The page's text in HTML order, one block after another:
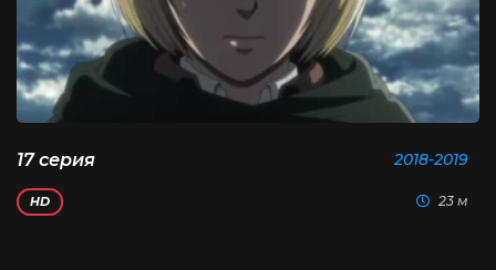
17 серия 2018-2019
HD 23 м